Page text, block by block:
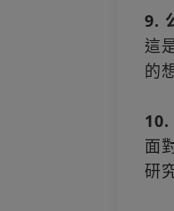
9.
這
的
10.
面
研